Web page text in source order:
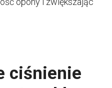
ciśnienie